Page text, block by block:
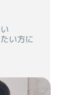
い方に